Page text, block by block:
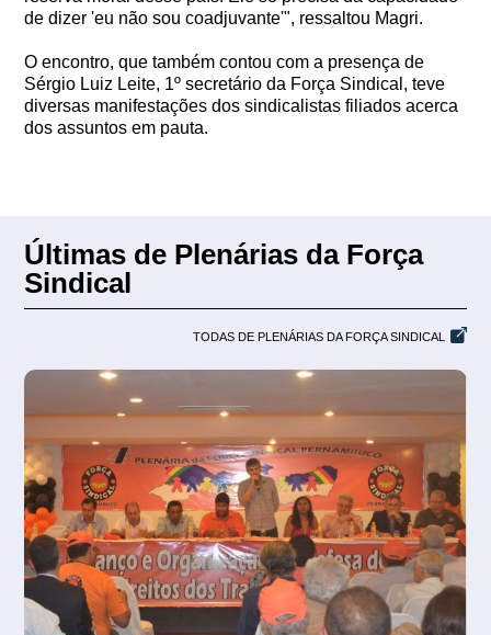
de dizer 'eu não sou coadjuvante'", ressaltou Magri.
O encontro, que também contou com a presença de
Sérgio Luiz Leite, 1º secretário da Força Sindical, teve
diversas manifestações dos sindicalistas filiados acerca
dos assuntos em pauta.
Últimas de Plenárias da Força
Sindical
TODAS DE PLENÁRIAS DA FORÇA SINDICAL